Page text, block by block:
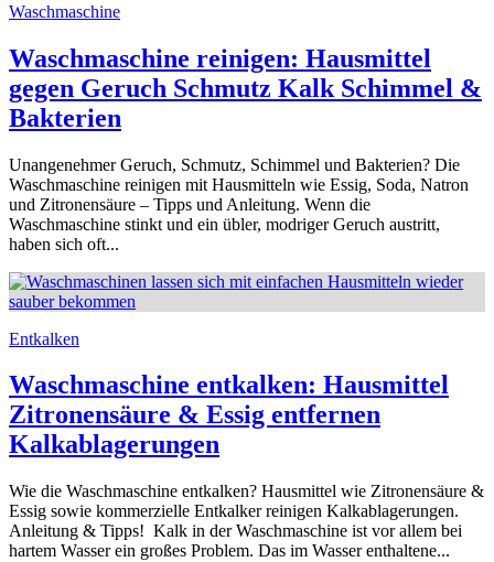
Waschmaschine
Waschmaschine reinigen: Hausmittel
gegen Geruch Schmutz Kalk Schimmel &
Bakterien
Unangenehmer Geruch, Schmutz, Schimmel und Bakterien? Die
Waschmaschine reinigen mit Hausmitteln wie Essig, Soda, Natron
und Zitronensäure – Tipps und Anleitung. Wenn die
Waschmaschine stinkt und ein übler, modriger Geruch austritt,
haben sich oft...
Entkalken
Waschmaschine entkalken: Hausmittel
Zitronensäure & Essig entfernen
Kalkablagerungen
Wie die Waschmaschine entkalken? Hausmittel wie Zitronensäure &
Essig sowie kommerzielle Entkalker reinigen Kalkablagerungen.
Anleitung & Tipps! Kalk in der Waschmaschine ist vor allem bei
hartem Wasser ein großes Problem. Das im Wasser enthaltene...